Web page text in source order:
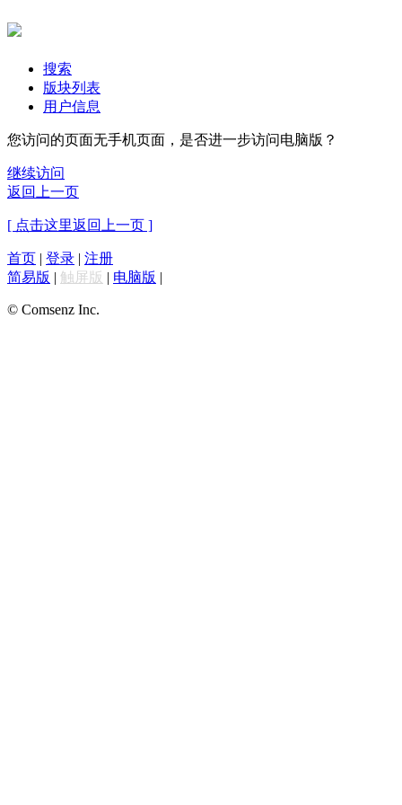
搜索
版块列表
用户信息
您访问的页面无手机页面，是否进一步访问电脑版？
继续访问
返回上一页
[ 点击这里返回上一页 ]
首页 | 登录 | 注册
简易版 | 触屏版 | 电脑版 |
© Comsenz Inc.